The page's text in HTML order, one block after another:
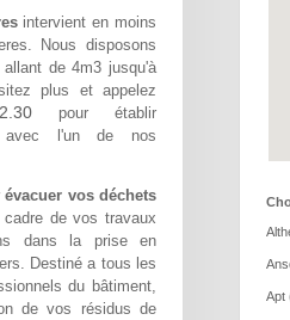
intervient en moins
Nous disposons
de 4m3 jusqu'à
plus et appelez
pour établir
avec l'un de nos
évacuer vos déchets
de vos travaux
dans la prise en
Destiné a tous les
du bâtiment,
de vos résidus de
Apt